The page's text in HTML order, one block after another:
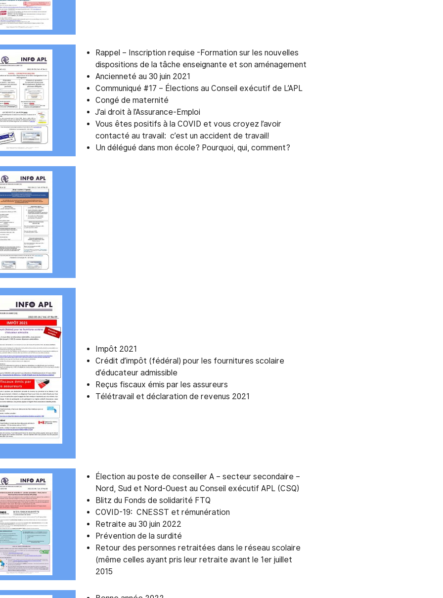
Rappel – Inscription requise -Formation sur les nouvelles
dispositions de la tâche enseignante et son aménagement
Ancienneté au 30 juin 2021
Communiqué #17 – Élections au Conseil exécutif de L’APL
Congé de maternité
J’ai droit à l’Assurance-Emploi
Vous êtes positifs à la COVID et vous croyez l’avoir
contacté au travail: c’est un accident de travail!
Un délégué dans mon école? Pourquoi, qui, comment?
Impôt 2021
Crédit d’impôt (fédéral) pour les fournitures scolaire
d’éducateur admissible
Reçus fiscaux émis par les assureurs
Télétravail et déclaration de revenus 2021
Élection au poste de conseiller A – secteur secondaire –
Nord, Sud et Nord-Ouest au Conseil exécutif APL (CSQ)
Blitz du Fonds de solidarité FTQ
COVID-19: CNESST et rémunération
Retraite au 30 juin 2022
Prévention de la surdité
Retour des personnes retraitées dans le réseau scolaire
(même celles ayant pris leur retraite avant le 1er juillet
2015